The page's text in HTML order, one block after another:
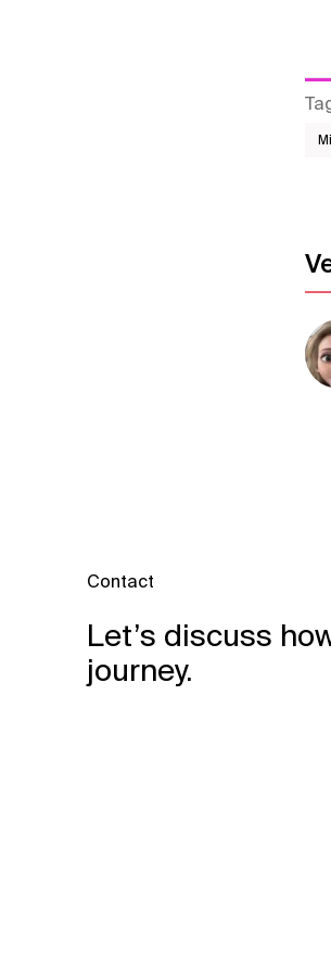
Contact
Let’s discuss
journey.